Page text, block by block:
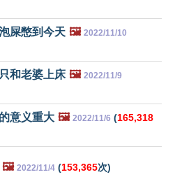
屎憋到今天 🖼️ 2022/11/10
和老婆上床 🖼️ 2022/11/9
意义重大 🖼️ 2022/11/6 (165,318
🖼️ 2022/11/4 (153,365次)